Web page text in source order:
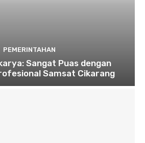
PEMERINTAHAN
Sangat Puas dengan
Samsat Cikarang